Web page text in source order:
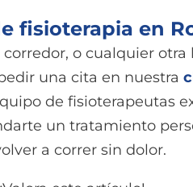
fisioterapia en
o cualquier
una cita en nuestra
de fisioterapeutas
un tratamiento
a correr sin dolor.